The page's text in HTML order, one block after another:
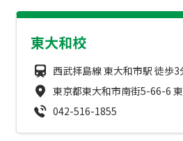
成績アップをかなえる！森塾メソ
森塾の授業料について
子と親のお悩み別！なぜ？どう
数字でなるほど！森塾
塾の選び方
入塾までの流れ
無料体験授業について
お電話はこち
0120-
授業料等お問合わ
東大和校
西武拝島線 東大和市駅 徒歩3
東京都東大和市南街5-66-6
042-516-1855